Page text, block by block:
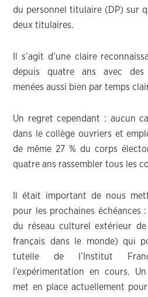
du personnel titulaire (DP) sur
deux titulaires.
Il s’agit d’une claire
depuis quatre ans avec des
menées aussi bien par temps
Un regret cependant : aucun
dans le collège ouvriers et
de même 27 % du corps
quatre ans rassembler tous les
Il était important de nous
pour les prochaines échéances :
du réseau culturel extérieur
français dans le monde) qui
tutelle de l’Institut
l’expérimentation en cours.
met en place actuellement